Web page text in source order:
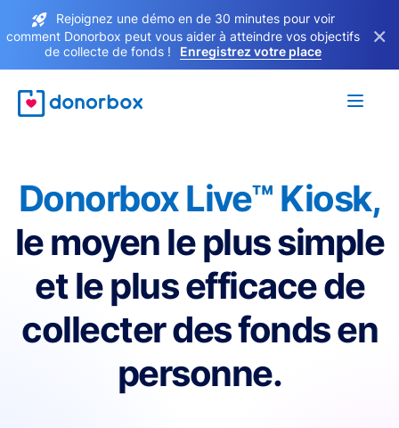
Rejoignez une démo en de 30 minutes pour voir
comment Donorbox peut vous aider à atteindre vos objectifs
de collecte de fonds !
Enregistrez votre place
×
Donorbox Live™ Kiosk,
le moyen le plus simple
et le plus efficace de
collecter des fonds en
personne.